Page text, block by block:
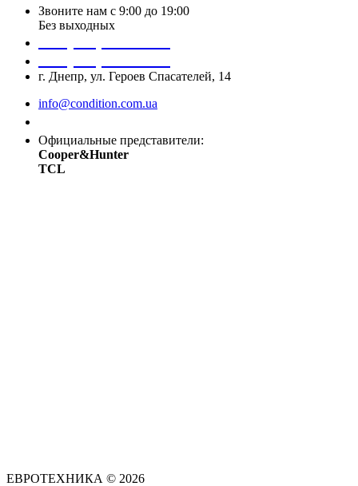
Звоните нам с 9:00 до 19:00
Без выходных
г. Днепр, ул. Героев Спасателей, 14
info@condition.com.ua
Официальные представители:
Cooper&Hunter
TCL
ЕВРОТЕХНИКА © 2026